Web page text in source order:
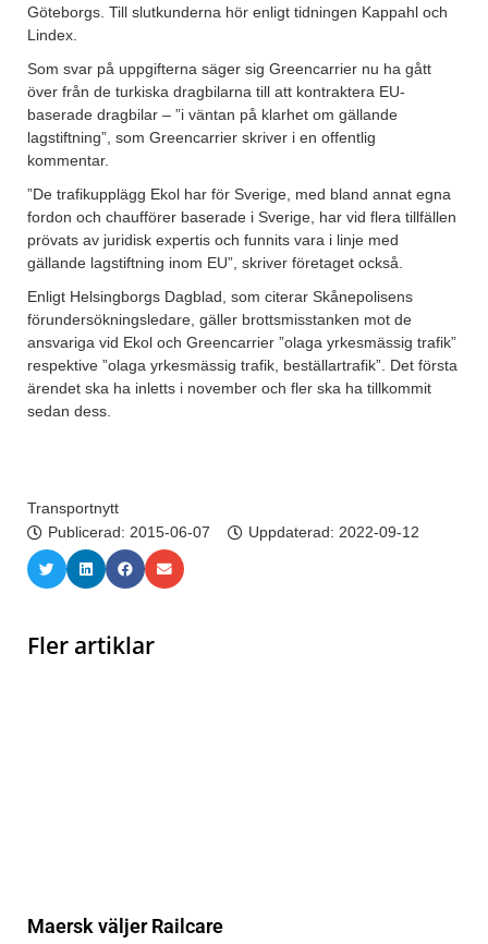
Göteborgs. Till slutkunderna hör enligt tidningen Kappahl och
Lindex.
Som svar på uppgifterna säger sig Greencarrier nu ha gått
över från de turkiska dragbilarna till att kontraktera EU-
baserade dragbilar – ”i väntan på klarhet om gällande
lagstiftning”, som Greencarrier skriver i en offentlig
kommentar.
”De trafikupplägg Ekol har för Sverige, med bland annat egna
fordon och chaufförer baserade i Sverige, har vid flera tillfällen
prövats av juridisk expertis och funnits vara i linje med
gällande lagstiftning inom EU”, skriver företaget också.
Enligt Helsingborgs Dagblad, som citerar Skånepolisens
förundersökningsledare, gäller brottsmisstanken mot de
ansvariga vid Ekol och Greencarrier ”olaga yrkesmässig trafik”
respektive ”olaga yrkesmässig trafik, beställartrafik”. Det första
ärendet ska ha inletts i november och fler ska ha tillkommit
sedan dess.
Transportnytt
Publicerad: 2015-06-07 Uppdaterad: 2022-09-12
Fler artiklar
Maersk väljer Railcare